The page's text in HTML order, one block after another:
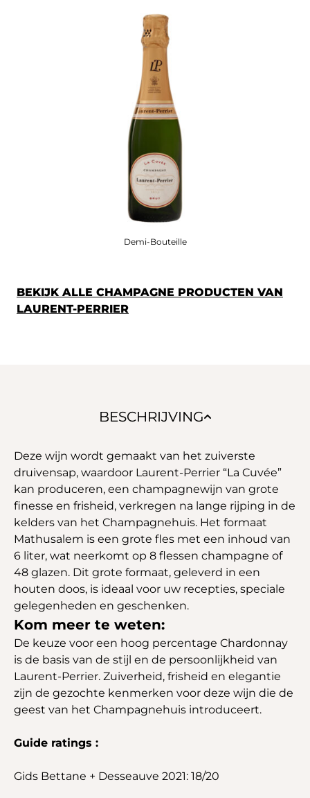
Demi-Bouteille
BEKIJK ALLE CHAMPAGNE PRODUCTEN VAN
LAURENT-PERRIER
BESCHRIJVING
Deze wijn wordt gemaakt van het zuiverste
druivensap, waardoor Laurent-Perrier “La Cuvée”
kan produceren, een champagnewijn van grote
finesse en frisheid, verkregen na lange rijping in de
kelders van het Champagnehuis. Het formaat
Mathusalem is een grote fles met een inhoud van
6 liter, wat neerkomt op 8 flessen champagne of
48 glazen. Dit grote formaat, geleverd in een
houten doos, is ideaal voor uw recepties, speciale
gelegenheden en geschenken.
Kom meer te weten:
De keuze voor een hoog percentage Chardonnay
is de basis van de stijl en de persoonlijkheid van
Laurent-Perrier. Zuiverheid, frisheid en elegantie
zijn de gezochte kenmerken voor deze wijn die de
geest van het Champagnehuis introduceert.
Guide ratings :
Gids Bettane + Desseauve 2021: 18/20